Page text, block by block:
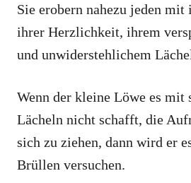
Sie erobern nahezu jeden
ihrer Herzlichkeit, ihrem
und unwiderstehlichem
Wenn der kleine Löwe es mit
Lächeln nicht schafft, die
sich zu ziehen, dann wird er
Brüllen versuchen.